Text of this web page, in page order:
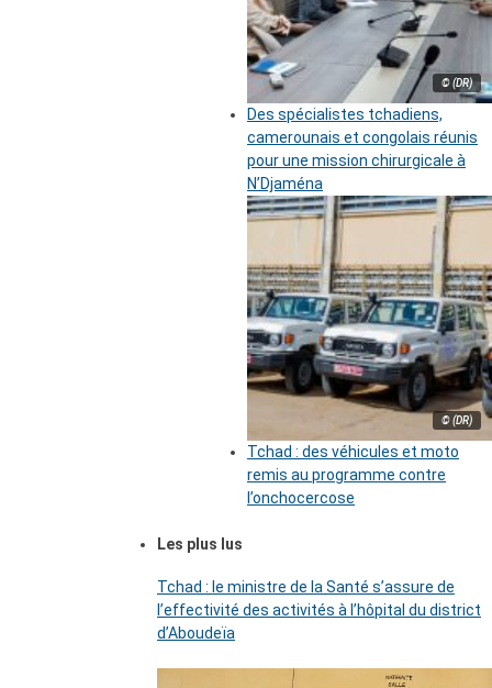
© (DR)
Des spécialistes tchadiens,
camerounais et congolais réunis
pour une mission chirurgicale à
N’Djaména
© (DR)
Tchad : des véhicules et moto
remis au programme contre
l’onchocercose
Les plus lus
Tchad : le ministre de la Santé s’assure de
l’effectivité des activités à l’hôpital du district
d’Aboudeïa